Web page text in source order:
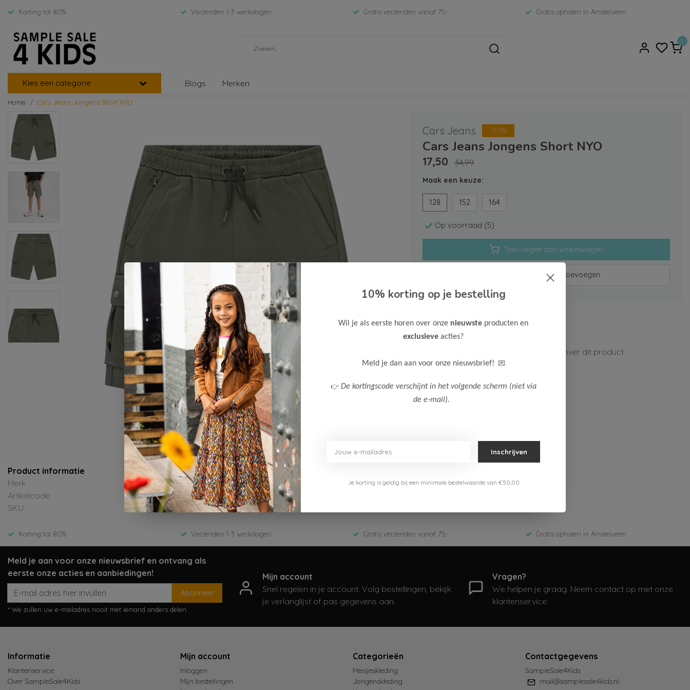
Korting tot 80% Verzenden 1-3 werkdagen Gratis verzenden vanaf 75,- Gratis ophalen in Amstelveen
0
Kies een categorie Blogs Merken
Home Cars Jeans Jongens Short NYO
Cars Jeans -50%
Cars Jeans Jongens Short NYO
17,50 34,99
Maak een keuze:
128 152 164
Op voorraad (5)
Toevoegen aan winkelwagen
Aan verlanglijst toevoegen
Gratis verzenden vanaf 75,-
Verzenden 1-3 werkdagen
Neem contact op over dit product
Product informatie
Merk
Cars Jeans
Artikelcode
5887144-Moss
SKU
ED-Zomer 2026
Korting tot 80% Verzenden 1-3 werkdagen Gratis verzenden vanaf 75,- Gratis ophalen in Amstelveen
Meld je aan voor onze nieuwsbrief en ontvang als
eerste onze acties en aanbiedingen!
Abonneer
* We zullen uw e-mailadres nooit met iemand anders delen.
Mijn account
Snel regelen in je account. Volg bestellingen, bekijk
je verlanglijst of pas gegevens aan.
Vragen?
We helpen je graag. Neem contact op met onze
klantenservice.
Informatie
Klantenservice
Over SampleSale4Kids
Mijn account
Inloggen
Mijn bestellingen
Categorieën
Meisjeskleding
Jongenskleding
Contactgegevens
SampleSale4Kids
mail@samplesale4kids.nl
10% korting op je bestelling
Wil je als eerste horen over onze nieuwste producten en
exclusieve acties?
Meld je dan aan voor onze nieuwsbrief! 💌
👉 De kortingscode verschijnt in het volgende scherm (niet via
de e-mail).
Inschrijven
Je korting is geldig bij een minimale bestelwaarde van €50,00